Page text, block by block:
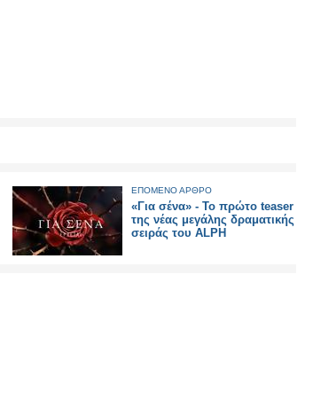
ΕΠΟΜΕΝΟ ΑΡΘΡΟ
«Για σένα» - Το πρώτο teaser
της νέας μεγάλης δραματικής
σειράς του ALPH